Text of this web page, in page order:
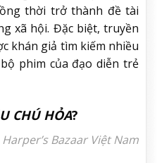
thời trở thành đề tài
xã hội. Đặc biệt, truyền
khán giả tìm kiếm nhiều
phim của đạo diễn trẻ
CHÚ HỎA?
Harper’s Bazaar Việt Nam